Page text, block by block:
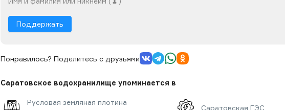
Поддержать
Понравилось? Поделитесь с друзьями
Саратовское водохранилище упоминается в
Русловая земляная плотина
Саратовская ГЭС